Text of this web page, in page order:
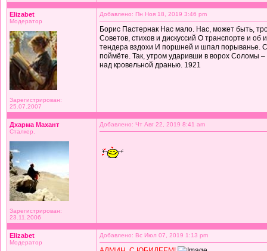
Elizabet
Модератор
Зарегистрирован:
25.07.2007
Добавлено: Пн Ноя 18, 2019 3:46 pm
Борис Пастернак Нас мало. Нас, может быть,
Советов, стихов и дискуссий О транспорте и
тендера вздохи И поршней и шпал порыванье.
поймёте. Так, утром ударивши в ворох Соломы
над кровельной дранью. 1921
Дхарма Махант
Сталкер.
Зарегистрирован:
23.11.2006
Добавлено: Чт Авг 22, 2019 8:41 am
Elizabet
Модератор
Добавлено: Вс Июл 07, 2019 1:13 pm